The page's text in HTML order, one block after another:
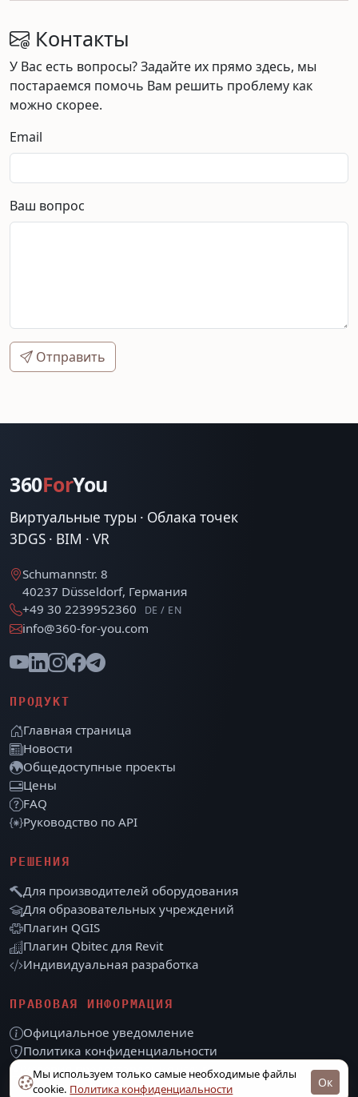
Мы используем только самые необходимые файлы
cookie. Политика конфиденциальности Ок
Контакты
У Вас есть вопросы? Задайте их прямо здесь, мы
постараемся помочь Вам решить проблему как
можно скорее.
Email
Ваш вопрос
Отправить
360ForYou
Виртуальные туры · Облака точек
3DGS · BIM · VR
Schumannstr. 8
40237 Düsseldorf, Германия
+49 30 2239952360
DE / EN
info@360-for-you.com
ПРОДУКТ
Главная страница
Новости
Общедоступные проекты
Цены
FAQ
Руководство по API
РЕШЕНИЯ
Для производителей оборудования
Для образовательных учреждений
Плагин QGIS
Плагин Qbitec для Revit
Индивидуальная разработка
ПРАВОВАЯ ИНФОРМАЦИЯ
Официальное уведомление
Политика конфиденциальности
Условия предоставления услуг